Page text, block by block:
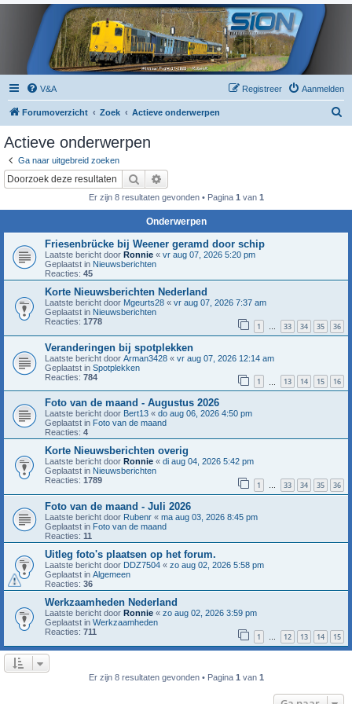
V&A Aanmelden
Registreer
Forumoverzicht Zoek Actieve onderwerpen
Actieve onderwerpen
Ga naar uitgebreid zoeken
Zoek
Er zijn 8 resultaten gevonden • Pagina 1 van 1
Onderwerpen
Friesenbrücke bij Weener geramd door schip
Laatste bericht door Ronnie « vr aug 07, 2026 5:20 pm
Geplaatst in Nieuwsberichten
Reacties: 45
Korte Nieuwsberichten Nederland
Laatste bericht door Mgeurts28 « vr aug 07, 2026 7:37 am
Geplaatst in Nieuwsberichten
Reacties: 1778 1 … 33 34 35 36
Veranderingen bij spotplekken
Laatste bericht door Arman3428 « vr aug 07, 2026 12:14 am
Geplaatst in Spotplekken
Reacties: 784 1 13 14 15 16
Foto van de maand - Augustus 2026
Laatste bericht door Bert13 « do aug 06, 2026 4:50 pm
Geplaatst in Foto van de maand
Reacties: 4
Korte Nieuwsberichten overig
Laatste bericht door Ronnie « di aug 04, 2026 5:42 pm
Geplaatst in Nieuwsberichten
Reacties: 1789 1 … 33 34 35 36
Foto van de maand - Juli 2026
Laatste bericht door Rubenr « ma aug 03, 2026 8:45 pm
Geplaatst in Foto van de maand
Reacties: 11
Uitleg foto's plaatsen op het forum.
Laatste bericht door DDZ7504 « zo aug 02, 2026 5:58 pm
Geplaatst in Algemeen
Reacties: 36
Werkzaamheden Nederland
Laatste bericht door Ronnie « zo aug 02, 2026 3:59 pm
Geplaatst in Werkzaamheden
Reacties: 711 1 … 12 13 14 15
Er zijn 8 resultaten gevonden • Pagina 1 van 1